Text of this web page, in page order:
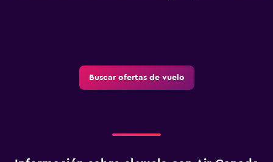
Buscar ofertas de vuelo